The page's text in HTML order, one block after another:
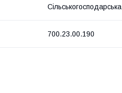
700.23.00.190